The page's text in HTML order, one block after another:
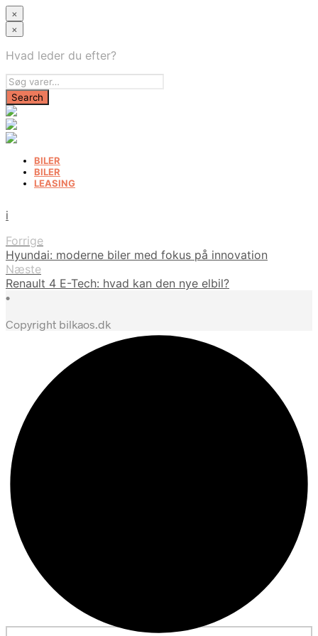
×
×
Hvad leder du efter?
BILER
BILER
LEASING
i
Forrige
Hyundai: moderne biler med fokus på innovation
Næste
Renault 4 E-Tech: hvad kan den nye elbil?
•
Copyright bilkaos.dk